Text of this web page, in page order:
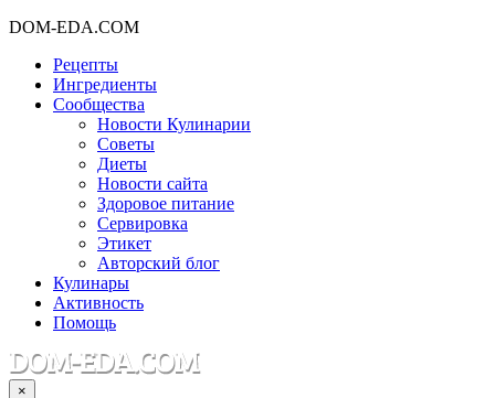
DOM-EDA.COM
Рецепты
Ингредиенты
Сообщества
Новости Кулинарии
Советы
Диеты
Новости сайта
Здоровое питание
Сервировка
Этикет
Авторский блог
Кулинары
Активность
Помощь
×